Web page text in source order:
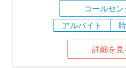
コールセ
アルバイト
詳細を見